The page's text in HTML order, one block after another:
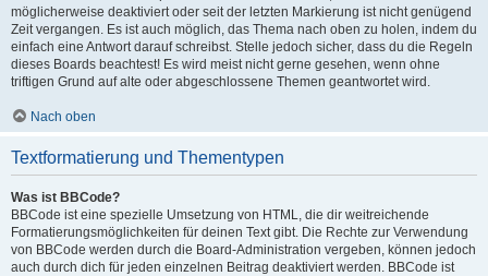
möglicherweise deaktiviert oder seit der letzten Markierung ist nicht genügend
Zeit vergangen. Es ist auch möglich, das Thema nach oben zu holen, indem du
einfach eine Antwort darauf schreibst. Stelle jedoch sicher, dass du die Regeln
dieses Boards beachtest! Es wird meist nicht gerne gesehen, wenn ohne
triftigen Grund auf alte oder abgeschlossene Themen geantwortet wird.
Nach oben
Textformatierung und Thementypen
Was ist BBCode?
BBCode ist eine spezielle Umsetzung von HTML, die dir weitreichende
Formatierungsmöglichkeiten für deinen Text gibt. Die Rechte zur Verwendung
von BBCode werden durch die Board-Administration vergeben, können jedoch
auch durch dich für jeden einzelnen Beitrag deaktiviert werden. BBCode ist